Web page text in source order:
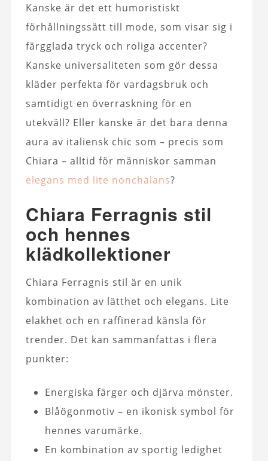
Kanske är det ett humoristiskt
förhållningssätt till mode, som visar sig i
färgglada tryck och roliga accenter?
Kanske universaliteten som gör dessa
kläder perfekta för vardagsbruk och
samtidigt en överraskning för en
utekväll? Eller kanske är det bara denna
aura av italiensk chic som – precis som
Chiara – alltid för människor samman
elegans med lite nonchalans?
Chiara Ferragnis stil
och hennes
klädkollektioner
Chiara Ferragnis stil är en unik
kombination av lätthet och elegans. Lite
elakhet och en raffinerad känsla för
trender. Det kan sammanfattas i flera
punkter:
Energiska färger och djärva mönster.
Blåögonmotiv – en ikonisk symbol för
hennes varumärke.
En kombination av sportig ledighet